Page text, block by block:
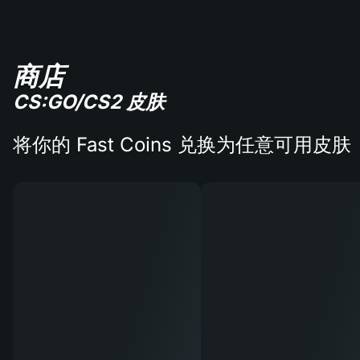
商店
CS:GO/CS2 皮肤
将你的 Fast Coins 兑换为任意可用皮肤